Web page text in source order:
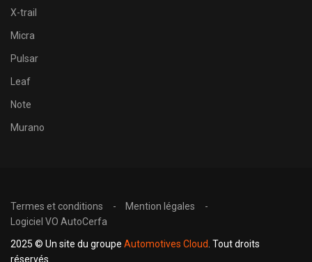
X-trail
Micra
Pulsar
Leaf
Note
Murano
Termes et conditions
Mention légales
Logiciel VO AutoCerfa
2025 © Un site du groupe Automotives Cloud . Tout droits
réservés.